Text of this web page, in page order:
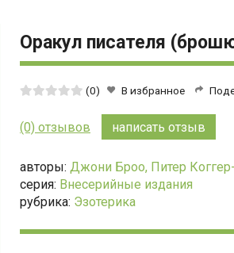
Оракул писателя
Средняя
из
(0) В избранное
(0) отзывов написать отзыв
авторы: Джони Броо, Питер
серия: Внесерийные издания
рубрика: Эзотерика